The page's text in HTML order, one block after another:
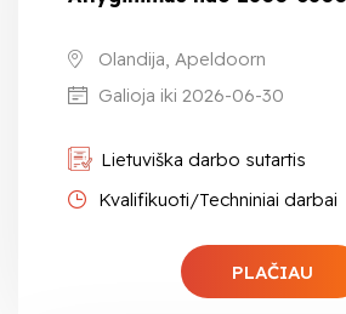
Olandija, Apeldoorn
Galioja iki 2026-06-30
Lietuviška darbo sutartis
Kvalifikuoti/Techniniai darbai
PLAČIAU